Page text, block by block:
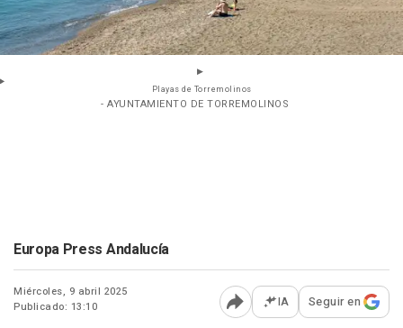
Playas de Torremolinos
- AYUNTAMIENTO DE TORREMOLINOS
Europa Press Andalucía
Miércoles, 9 abril 2025
Publicado: 13:10
Abrir opciones para
IA Seguir en